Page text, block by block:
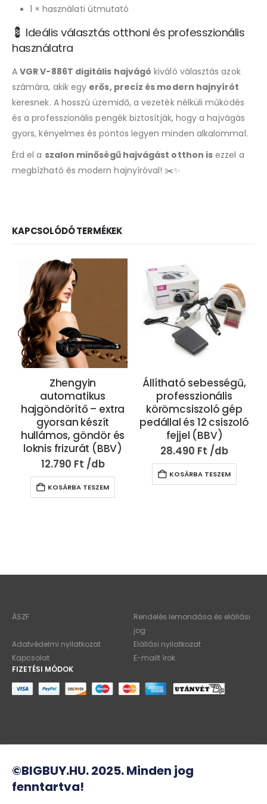
1 × használati útmutató
💈 Ideális választás otthoni és professzionális
használatra
AVGR V-886T digitális hajvágó kiváló választás azok
számára, akik egy erős, precíz és modern hajnyírót
keresnek. A hosszú üzemidő, a vezeték nélküli működés
és a professzionális pengék biztosítják, hogy a hajvágás
gyors, kényelmes és pontos legyen minden alkalommal.
Érd el a szalon minőségű hajvágást otthon is ezzel a
megbízható és modern hajnyíróval! ✂️✨
KAPCSOLÓDÓ TERMÉKEK
Zhengyin
automatikus
hajgöndörítő – extra
gyorsan készít
hullámos, göndör és
loknis frizurát (BBV)
12.790 Ft
KOSÁRBA TESZEM
Állítható sebességű,
professzionális
körömcsiszoló gép
pedállal és 12 csiszoló
fejjel (BBV)
28.490 Ft
KOSÁRBA TESZEM
ÁSZF
Rendelés lemondása és elállási
jog
Adatvédelmi nyilatkozat
Elállási nyilatkozat
Kapcsolat
E-mailt írok
FIZETÉSI MÓDOK
©BIGBUY.HU. 2025. Minden jog
fenntartva!